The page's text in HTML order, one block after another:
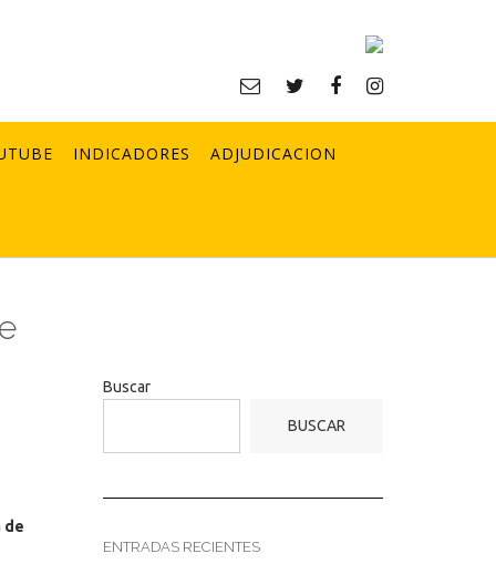
INDICADORES ADJUDICACION
de
Buscar
BUSCAR
ENTRADAS RECIENTES